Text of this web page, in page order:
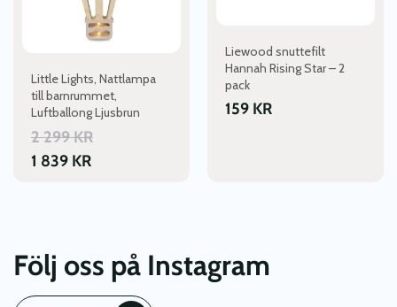
Little Lights, Nattlampa
till barnrummet,
Luftballong Ljusbrun
2 299KR
1 839 KR
Liewood snuttefilt
Hannah Rising Star – 2
pack
159 KR
Följ oss på Instagram